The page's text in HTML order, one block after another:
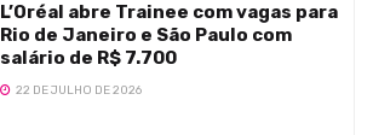
L’Oréal abre Trainee com vagas para
Rio de Janeiro e São Paulo com
salário de R$ 7.700
22 DE JULHO DE 2026